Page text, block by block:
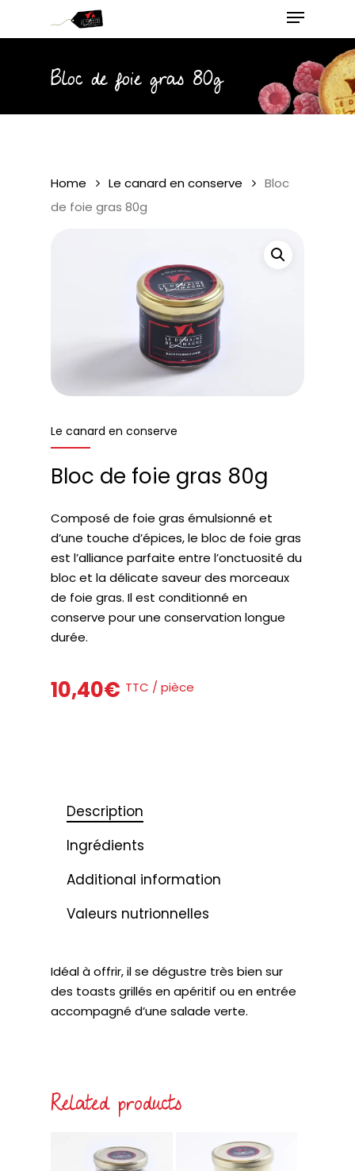
Menu
Bloc de foie gras 80g
Home Le canard en conserve
Bloc
de foie gras 80g
Le canard en conserve
Bloc de foie gras 80g
Composé de foie gras émulsionné et
d’une touche d’épices, le bloc de foie gras
est l’alliance parfaite entre l’onctuosité du
bloc et la délicate saveur des morceaux
de foie gras. Il est conditionné en
conserve pour une conservation longue
durée.
10,40€ TTC / pièce
Description
Ingrédients
Additional information
Valeurs nutrionnelles
Idéal à offrir, il se dégustre très bien sur
des toasts grillés en apéritif ou en entrée
accompagné d’une salade verte.
Related products
Close
Menu